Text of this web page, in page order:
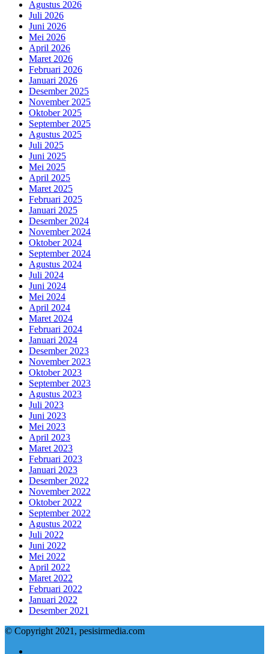
Agustus 2026
Juli 2026
Juni 2026
Mei 2026
April 2026
Maret 2026
Februari 2026
Januari 2026
Desember 2025
November 2025
Oktober 2025
September 2025
Agustus 2025
Juli 2025
Juni 2025
Mei 2025
April 2025
Maret 2025
Februari 2025
Januari 2025
Desember 2024
November 2024
Oktober 2024
September 2024
Agustus 2024
Juli 2024
Juni 2024
Mei 2024
April 2024
Maret 2024
Februari 2024
Januari 2024
Desember 2023
November 2023
Oktober 2023
September 2023
Agustus 2023
Juli 2023
Juni 2023
Mei 2023
April 2023
Maret 2023
Februari 2023
Januari 2023
Desember 2022
November 2022
Oktober 2022
September 2022
Agustus 2022
Juli 2022
Juni 2022
Mei 2022
April 2022
Maret 2022
Februari 2022
Januari 2022
Desember 2021
© Copyright 2021, pesisirmedia.com